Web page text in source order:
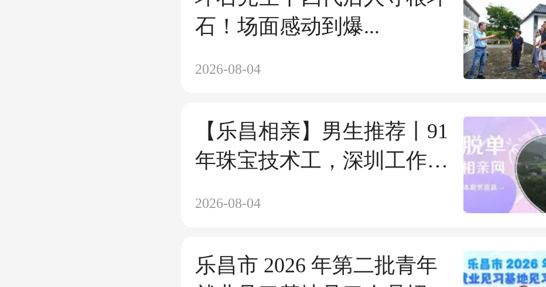
石！场面感动到爆...
2026-08-04
【乐昌相亲】男生推荐丨91
年珠宝技术工，深圳工作，
2026-08-04
乐昌市 2026 年第二批青年